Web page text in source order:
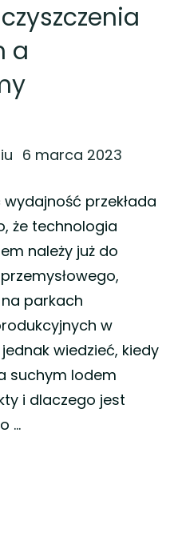
a
6 marca 2023
przekłada
że technologia
należy już do
parkach
w
wiedzieć, kiedy
suchym lodem
i dlaczego jest
…